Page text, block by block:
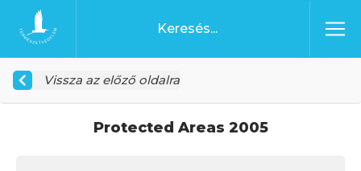
Ugrás a tartalomhoz
Főoldal
Vissza az előző oldalra
Protected Areas 2005